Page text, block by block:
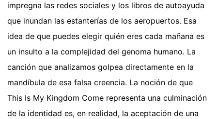
impregna las redes sociales y los libros de autoayuda
que inundan las estanterías de los aeropuertos. Esa
idea de que puedes elegir quién eres cada mañana es
un insulto a la complejidad del genoma humano. La
canción que analizamos golpea directamente en la
mandíbula de esa falsa creencia. La noción de que
This Is My Kingdom Come representa una culminación
de la identidad es, en realidad, la aceptación de una